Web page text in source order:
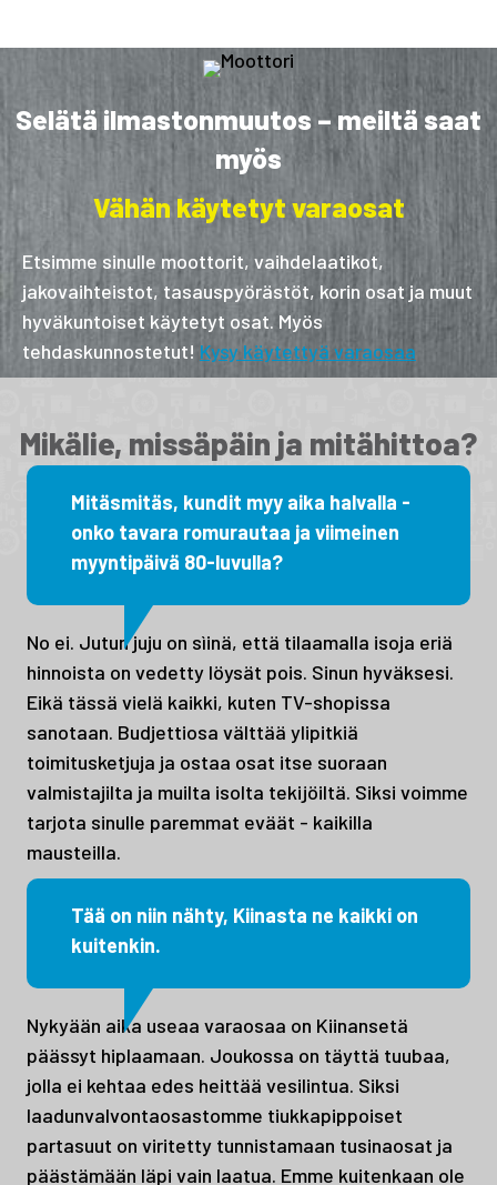
Selätä ilmastonmuutos – meiltä saat
myös
Vähän käytetyt varaosat
Etsimme sinulle moottorit, vaihdelaatikot,
jakovaihteistot, tasauspyörästöt, korin osat ja muut
hyväkuntoiset käytetyt osat. Myös
tehdaskunnostetut! Kysy käytettyä varaosaa
Mikälie, missäpäin ja mitähittoa?
Mitäsmitäs, kundit myy aika halvalla -
onko tavara romurautaa ja viimeinen
myyntipäivä 80-luvulla?
No ei. Jutun juju on sìinä, että tilaamalla isoja eriä
hinnoista on vedetty löysät pois. Sinun hyväksesi.
Eikä tässä vielä kaikki, kuten TV-shopissa
sanotaan. Budjettiosa välttää ylipitkiä
toimitusketjuja ja ostaa osat itse suoraan
valmistajilta ja muilta isolta tekijöiltä. Siksi voimme
tarjota sinulle paremmat eväät - kaikilla
mausteilla.
Tää on niin nähty, Kiinasta ne kaikki on
kuitenkin.
Nykyään aika useaa varaosaa on Kiinansetä
päässyt hiplaamaan. Joukossa on täyttä tuubaa,
jolla ei kehtaa edes heittää vesilintua. Siksi
laadunvalvontaosastomme tiukkapippoiset
partasuut on viritetty tunnistamaan tusinaosat ja
päästämään läpi vain laatua. Emme kuitenkaan ole